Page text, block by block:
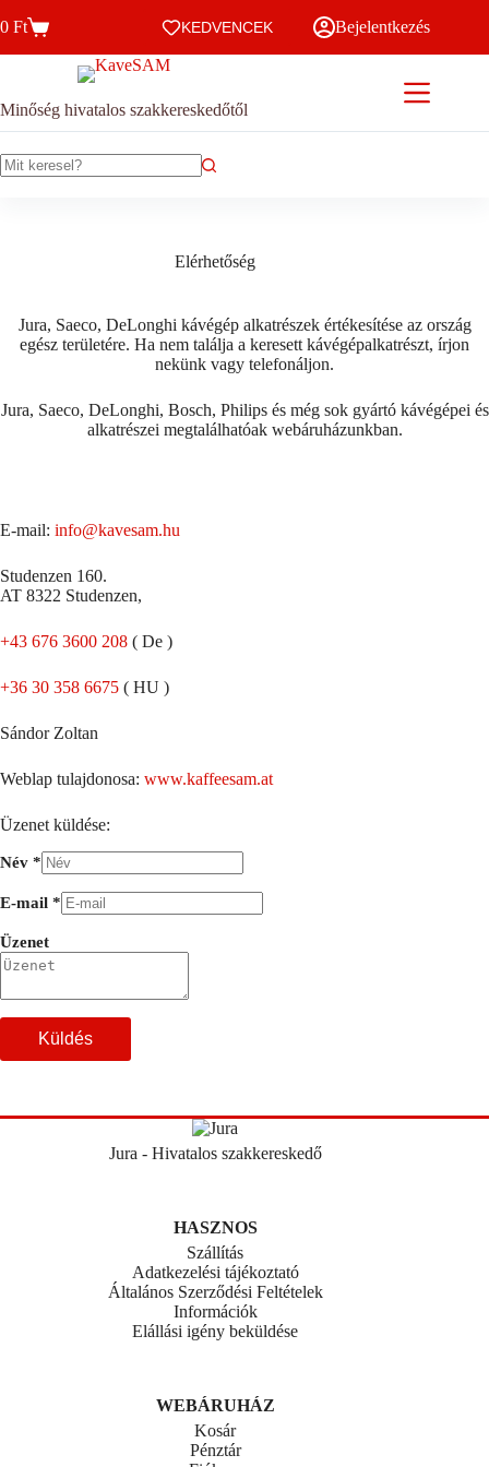
to
Kosár
0 Ft KEDVENCEK Bejelentkezés
Minőség hivatalos szakkereskedőtől
Elérhetőség
Jura, Saeco, DeLonghi kávégép alkatrészek értékesítése az ország
egész területére. Ha nem találja a keresett kávégépalkatrészt, írjon
nekünk vagy telefonáljon.
Jura, Saeco, DeLonghi, Bosch, Philips és még sok gyártó kávégépei és
alkatrészei megtalálhatóak webáruházunkban.
E-mail: info@kavesam.hu
Studenzen 160.
AT 8322 Studenzen,
+43 676 3600 208 ( De )
+36 30 358 6675 ( HU )
Sándor Zoltan
Weblap tulajdonosa: www.kaffeesam.at
Üzenet küldése:
Név *
E-mail *
Üzenet
Küldés
Jura - Hivatalos szakkereskedő
HASZNOS
Szállítás
Adatkezelési tájékoztató
Általános Szerződési Feltételek
Információk
Elállási igény beküldése
WEBÁRUHÁZ
Kosár
Pénztár